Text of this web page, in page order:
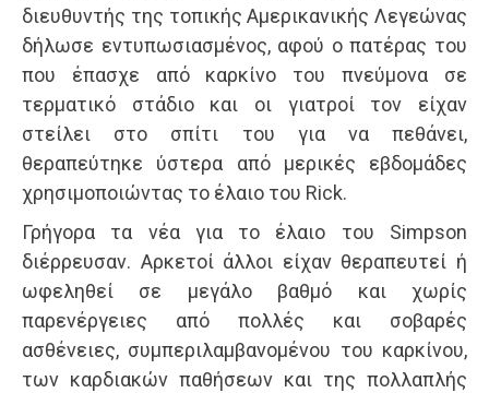
διευθυντής της τοπικής Αμερικανικής Λεγεώνας
δήλωσε εντυπωσιασμένος, αφού ο πατέρας του
που έπασχε από καρκίνο του πνεύμονα σε
τερματικό στάδιο και οι γιατροί τον είχαν
στείλει στο σπίτι του για να πεθάνει,
θεραπεύτηκε ύστερα από μερικές εβδομάδες
χρησιμοποιώντας το έλαιο του Rick.
Γρήγορα τα νέα για το έλαιο του Simpson
διέρρευσαν. Αρκετοί άλλοι είχαν θεραπευτεί ή
ωφεληθεί σε μεγάλο βαθμό και χωρίς
παρενέργειες από πολλές και σοβαρές
ασθένειες, συμπεριλαμβανομένου του καρκίνου,
των καρδιακών παθήσεων και της πολλαπλής